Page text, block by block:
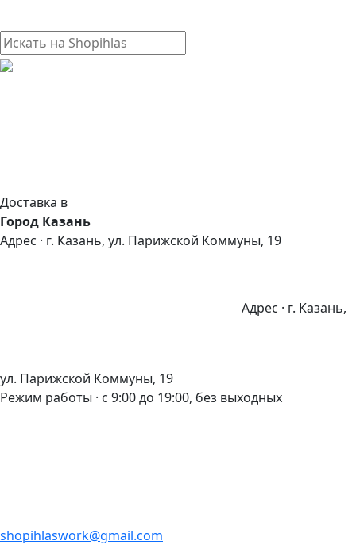
Доставка в
Город Казань
Адрес · г. Казань, ул. Парижской Коммуны, 19
Адрес · г. Казань,
ул. Парижской Коммуны, 19
Режим работы · с 9:00 до 19:00, без выходных
shopihlaswork@gmail.com